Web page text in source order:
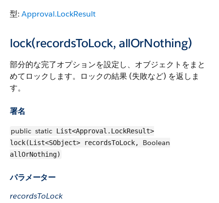
型: Approval.LockResult
lock(recordsToLock, allOrNothing)
部分的な完了オプションを設定し、オブジェクトをまと
めてロックします。ロックの結果 (失敗など) を返しま
す。
署名
public static List<Approval.LockResult>
lock(List<SObject> recordsToLock, Boolean
allOrNothing)
パラメーター
recordsToLock